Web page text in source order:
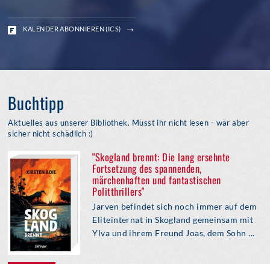
KALENDER ABONNIEREN (ICS)
Buchtipp
Aktuelles aus unserer Bibliothek. Müsst ihr nicht lesen - wär aber
sicher nicht schädlich :)
"Skogland brennt: Die lang ersehnte
Fortsetzung des spannenden,
märchenhaften und fantastischen
Politthrillers"
Jarven befindet sich noch immer auf dem
Eliteinternat in Skogland gemeinsam mit
Ylva und ihrem Freund Joas, dem Sohn ...